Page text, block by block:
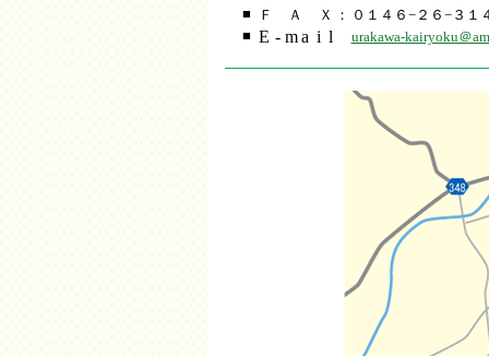
■
Ｆ Ａ Ｘ ：
０１４６−２６−３１
■ E - m a i l urakawa-kairyoku＠